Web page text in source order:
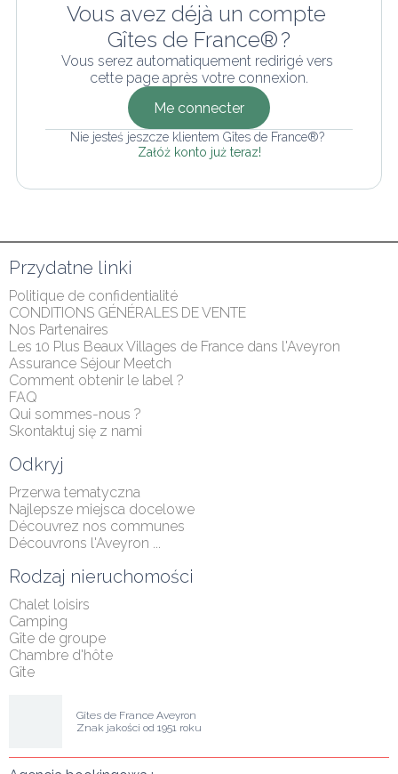
Vous avez déjà un compte
Gîtes de France® ?
Vous serez automatiquement redirigé vers
cette page après votre connexion.
Me connecter
Nie jesteś jeszcze klientem Gîtes de France®?
Załóż konto już teraz!
Przydatne linki
Politique de confidentialité
CONDITIONS GÉNÉRALES DE VENTE
Nos Partenaires
Les 10 Plus Beaux Villages de France dans l'Aveyron
Assurance Séjour Meetch
Comment obtenir le label ?
FAQ
Qui sommes-nous ?
Skontaktuj się z nami
Odkryj
Przerwa tematyczna
Najlepsze miejsca docelowe
Découvrez nos communes
Découvrons l'Aveyron ...
Rodzaj nieruchomości
Chalet loisirs
Camping
Gîte de groupe
Chambre d'hôte
Gîte
Gîtes de France Aveyron
Znak jakości od 1951 roku